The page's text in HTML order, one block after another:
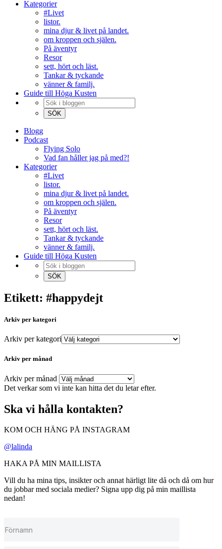
Kategorier
#Livet
listor.
mina djur & livet på landet.
om kroppen och själen.
På äventyr
Resor
sett, hört och läst.
Tankar & tyckande
vänner & familj.
Guide till Höga Kusten
Blogg
Podcast
Flying Solo
Vad fan håller jag på med?!
Kategorier
#Livet
listor.
mina djur & livet på landet.
om kroppen och själen.
På äventyr
Resor
sett, hört och läst.
Tankar & tyckande
vänner & familj.
Guide till Höga Kusten
Etikett: #happydejt
Arkiv per kategori
Arkiv per kategori
Arkiv per månad
Arkiv per månad
Det verkar som vi inte kan hitta det du letar efter.
Ska vi hålla kontakten?
KOM OCH HÄNG PÅ INSTAGRAM
@lalinda
HAKA PÅ MIN MAILLISTA
Vill du ha mina tips, insikter och annat härligt lite då och då om hur
du jobbar med sociala medier? Signa upp dig på min maillista
nedan!